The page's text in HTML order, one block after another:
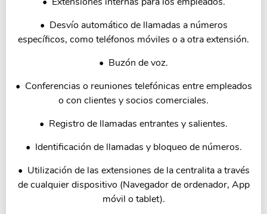
• Desvío automático de llamadas a números
específicos, como teléfonos móviles o a otra extensión.
• Buzón de voz.
• Conferencias o reuniones telefónicas entre empleados
o con clientes y socios comerciales.
• Registro de llamadas entrantes y salientes.
• Identificación de llamadas y bloqueo de números.
• Utilización de las extensiones de la centralita a través
de cualquier dispositivo (Navegador de ordenador, App
móvil o tablet).